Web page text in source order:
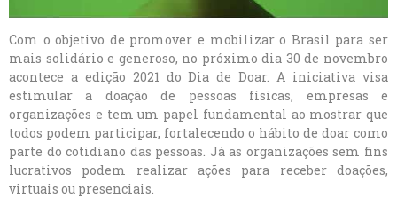
Com o objetivo de promover e mobilizar o Brasil para ser
mais solidário e generoso, no próximo dia 30 de novembro
acontece a edição 2021 do Dia de Doar. A iniciativa visa
estimular a doação de pessoas físicas, empresas e
organizações e tem um papel fundamental ao mostrar que
todos podem participar, fortalecendo o hábito de doar como
parte do cotidiano das pessoas. Já as organizações sem fins
lucrativos podem realizar ações para receber doações,
virtuais ou presenciais.